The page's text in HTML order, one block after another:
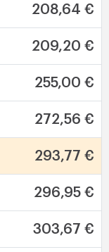
208,64 €
209,20 €
255,00 €
272,56 €
293,77 €
296,95 €
303,67 €